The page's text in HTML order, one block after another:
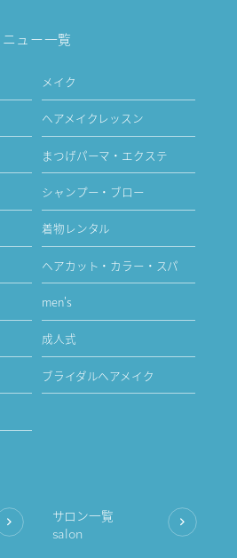
ュー一覧
メイク
ヘアメイクレッスン
まつげパーマ・エクステ
シャンプー・ブロー
着物レンタル
ヘアカット・カラー・スパ
men's
成人式
ブライダルヘアメイク
サロン一覧
salon